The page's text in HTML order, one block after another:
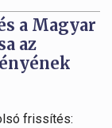
a Magyar
az
frissítés: